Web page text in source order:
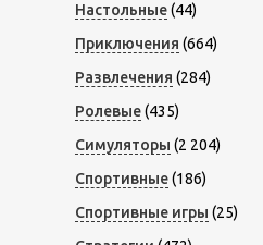
Настольные(44)
Приключения (664)
Развлечения (284)
Ролевые(435)
Симуляторы (2 204)
Спортивные(186)
Спортивные игры (25)